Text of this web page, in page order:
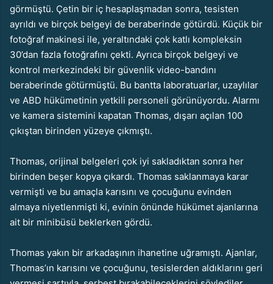
görmüştü. Çetin bir iç hesaplaşmadan sonra, tesisten
ayrıldı ve birçok belgeyi de beraberinde götürdü. Küçük bir
fotoğraf makinesi ile, yeraltındaki çok katlı kompleksin
30’dan fazla fotoğrafını çekti. Ayrıca birçok belgeyi ve
kontrol merkezindeki bir güvenlik video-bandını
beraberinde götürmüştü. Bu bantta laboratuarlar, uzaylılar
ve ABD hükümetinin yetkili personeli görünüyordu. Alarmı
ve kamera sistemini kapatan Thomas, dışarı açılan 100
çıkıştan birinden yüzeye çıkmıştı.
Thomas, orijinal belgeleri çok iyi sakladıktan sonra her
birinden beşer kopya çıkardı. Thomas saklanmaya karar
vermişti ve bu amaçla karısını ve çocuğunu evinden
almaya niyetlenmişti ki, evinin önünde hükümet ajanlarına
ait bir minibüsü beklerken gördü.
Thomas yakın bir arkadaşının ihanetine uğramıştı. Ajanlar,
Thomas’ın karısını ve çocuğunu, tesislerden aldıklarını geri